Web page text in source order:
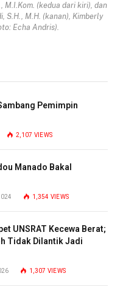
M.I.Kom. (kedua dari kiri), dan
S.H., M.H. (kanan), Kimberly
Echa Andris).
Pemimpin
2,107 VIEWS
Manado Bakal
1,354 VIEWS
UNSRAT Kecewa Berat;
Tidak Dilantik Jadi
1,307 VIEWS